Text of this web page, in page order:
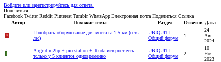
Войдите или зарегистрируйтесь для ответа.
Поделиться:
Facebook Twitter Reddit Pinterest Tumblr WhatsApp Электронная почта Поделиться Ссылка
Автор
Похожие темы Раздел Ответов Дата
A
Подобрать оборудование для моста на 1,5 км (есть
лес)
UBIQUITI
Общий форум
1
24
Авг
2024
I
Airgrid m2hp + picostation + Tenda интернет есть
только у 5 клиентов одновременно
UBIQUITI
Общий форум
2
10
Ноя
2023